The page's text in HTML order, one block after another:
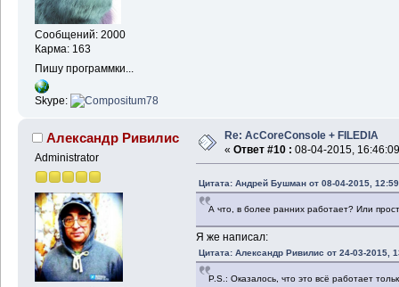
Сообщений: 2000
Карма: 163
Пишу программки...
Skype:
Александр Ривилис
Administrator
Re: AcCoreConsole + FILEDIA
« Ответ #10 : 08-04-2015,
Цитата: Андрей Бушман от 08-04-2015,
А что, в более ранних работает? Или
Я же написал:
Цитата: Александр Ривилис от 24-03-2015,
P.S.: Оказалось, что это всё работает